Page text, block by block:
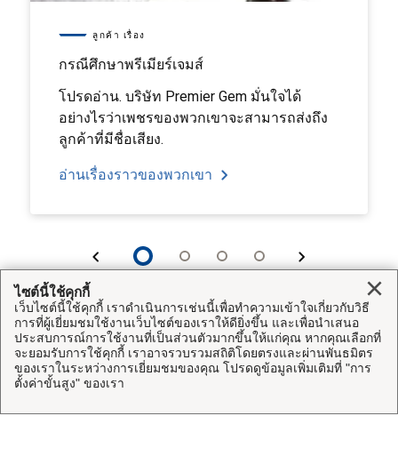
ลูกค้า เรื่อง
กรณีศึกษาพรีเมียร์เจมส์
โปรดอ่าน. บริษัท Premier Gem มั่นใจได้
อย่างไรว่าเพชรของพวกเขาจะสามารถส่งถึง
ลูกค้าที่มีชื่อเสียง.
อ่านเรื่องราวของพวกเขา
เว็บไซต์นี้
บริการขนส่งด่วนแบบมีประกัน
เว็บไซต์อื่นของ UPS
ไซต์นี้ใช้คุกกี้
เว็บไซต์นี้ใช้คุกกี้ เราดำเนินการเช่นนี้เพื่อทำความเข้าใจเกี่ยวกับวิธี
การที่ผู้เยี่ยมชมใช้งานเว็บไซต์ของเราให้ดียิ่งขึ้น และเพื่อนำเสนอ
ประสบการณ์การใช้งานที่เป็นส่วนตัวมากขึ้นให้แก่คุณ หากคุณเลือกที่
จะยอมรับการใช้คุกกี้ เราอาจรวบรวมสถิติโดยตรงและผ่านพันธมิตร
ของเราในระหว่างการเยี่ยมชมของคุณ โปรดดูข้อมูลเพิ่มเติมที่ "การ
ตั้งค่าขั้นสูง" ของเรา